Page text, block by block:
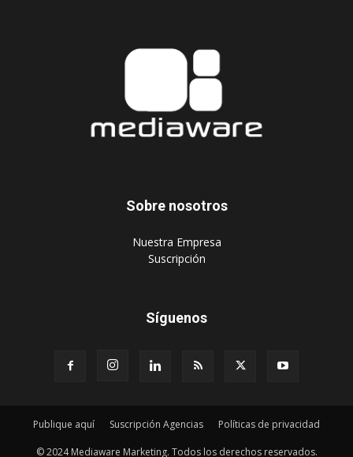
Sobre nosotros
‎Nuestra Empresa
‎Suscripción
Síguenos
Publique aquí Suscripción Agencias Políticas de privacidad
© 2024 Mediaware Marketing. Todos los derechos reservados.